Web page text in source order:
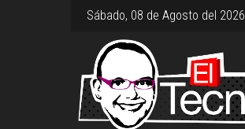
Sábado, 08 de Agosto del 2026